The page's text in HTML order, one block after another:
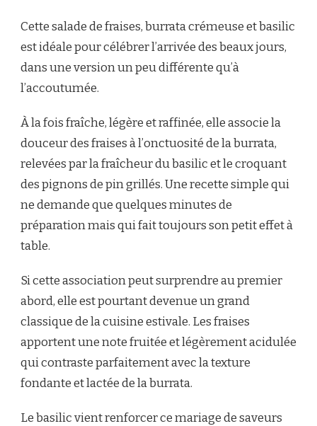
GRILLÉS
Cette salade de fraises, burrata crémeuse et basilic
est idéale pour célébrer l’arrivée des beaux jours,
dans une version un peu différente qu’à
l’accoutumée.
À la fois fraîche, légère et raffinée, elle associe la
douceur des fraises à l’onctuosité de la burrata,
relevées par la fraîcheur du basilic et le croquant
des pignons de pin grillés. Une recette simple qui
ne demande que quelques minutes de
préparation mais qui fait toujours son petit effet à
table.
Si cette association peut surprendre au premier
abord, elle est pourtant devenue un grand
classique de la cuisine estivale. Les fraises
apportent une note fruitée et légèrement acidulée
qui contraste parfaitement avec la texture
fondante et lactée de la burrata.
Le basilic vient renforcer ce mariage de saveurs